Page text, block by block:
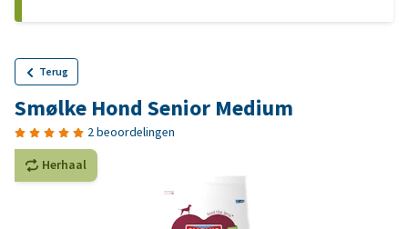
Terug
Smølke Hond Senior Medium
2 beoordelingen
Herhaal